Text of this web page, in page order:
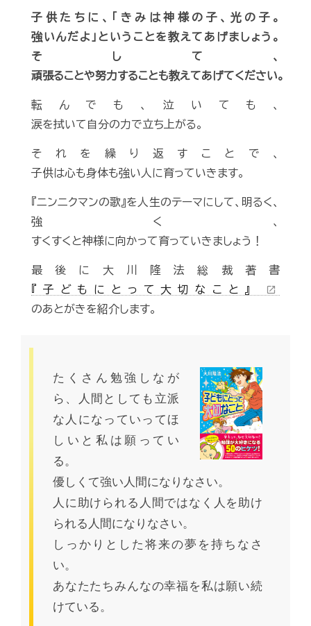
子供たちに、「きみは神様の子、光の子。
強いんだよ」ということを教えてあげましょう。
そして、
頑張ることや努力することも教えてあげてください。
転んでも、泣いても、
涙を拭いて自分の力で立ち上がる。
それを繰り返すことで、
子供は心も身体も強い人に育っていきます。
『ニンニクマンの歌』を人生のテーマにして、明るく、
強く、
すくすくと神様に向かって育っていきましょう！
最後に大川隆法総裁著書
『子どもにとって大切なこと』
open_in_new
のあとがきを紹介します。
たくさん勉強しなが
ら、人間としても立派
な人になっていってほ
しいと私は願ってい
る。
優しくて強い人間になりなさい。
人に助けられる人間ではなく人を助け
られる人間になりなさい。
しっかりとした将来の夢を持ちなさ
い。
あなたたちみんなの幸福を私は願い続
けている。